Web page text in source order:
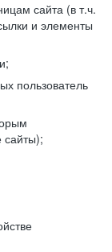
сайта (в т.ч.
и элементы
пользователь
сайты);